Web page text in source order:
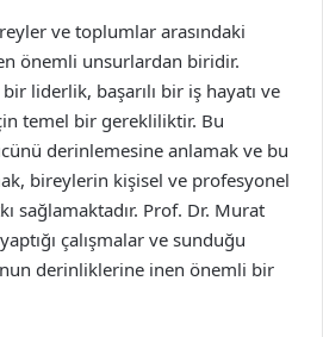
ve toplumlar arasındaki
önemli unsurlardan biridir.
liderlik, başarılı bir iş hayatı ve
temel bir gerekliliktir. Bu
derinlemesine anlamak ve bu
bireylerin kişisel ve profesyonel
sağlamaktadır. Prof. Dr. Murat
çalışmalar ve sunduğu
derinliklerine inen önemli bir